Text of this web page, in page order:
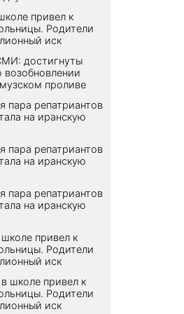
привел к
Родители
иск
достигнуты
возобновлении
проливе
пара репатриантов
на иранскую
пара репатриантов
на иранскую
пара репатриантов
на иранскую
привел к
Родители
иск
школе привел к
Родители
иск